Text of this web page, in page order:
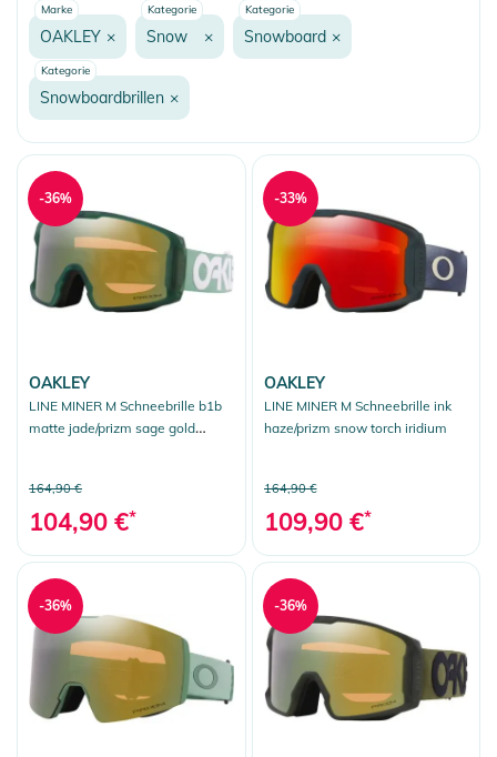
Fashion & More
Snow
Snowboard
Ersatzgläser
Snowwear
Ski
Helme
Sonnenbrillen
Marke
OAKLEY ×
Kategorie
Snow ×
Kategorie
Snowboard ×
Kategorie
Snowboardbrillen ×
OAKLEY
LINE MINER M Schneebrille b1b
matte jade/prizm sage gold
164,90 €
104,90 €*
-36%
OAKLEY
LINE MINER M Schneebrille ink
haze/prizm snow torch iridium
164,90 €
109,90 €*
-33%
-36% -36%